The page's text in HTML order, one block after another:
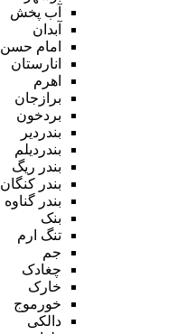
آب پخش
آبدان
امام حسن
انارستان
اهرم
برازجان
بردخون
بندردیر
بندردیلم
بندر ریگ
بندر کنگان
بندر گناوه
بنک
تنگ ارم
جم
چغادک
خارک
خورموج
دالکی